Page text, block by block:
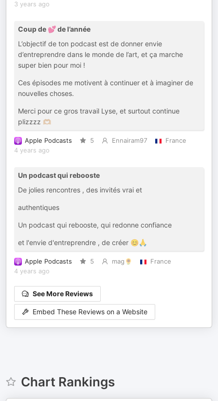
3 years ago
Coup de 💕 de l’année
L’objectif de ton podcast est de donner envie
d’entreprendre dans le monde de l’art, et ça marche
super bien pour moi !
Ces épisodes me motivent à continuer et à imaginer de
nouvelles choses.
Merci pour ce gros travail Lyse, et surtout continue
plizzzz 🫶🏼
Apple Podcasts 5 Ennairam97
France
4 years ago
Un podcast qui rebooste
De jolies rencontres , des invités vrai et
authentiques
Un podcast qui rebooste, qui redonne confiance
et l'envie d'entreprendre , de créer 😊🙏
Apple Podcasts 5 mag🌻
France
4 years ago
See More Reviews
Embed These Reviews on a Website
Chart Rankings